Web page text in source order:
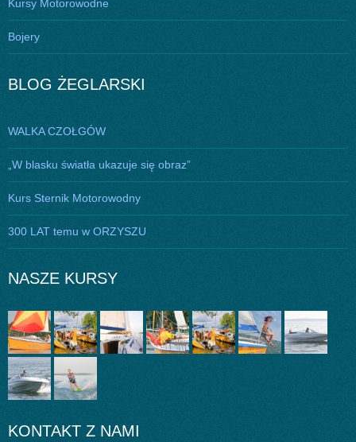
Kursy Motorowodne
Bojery
BLOG ŻEGLARSKI
WALKA CZOŁGÓW
„W blasku światła ukazuje się obraz”
Kurs Sternik Motorowodny
300 LAT temu w ORZYSZU
NASZE KURSY
KONTAKT Z NAMI